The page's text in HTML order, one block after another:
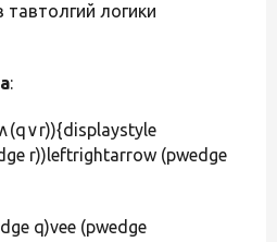
логики
:
r))leftrightarrow (pwedge